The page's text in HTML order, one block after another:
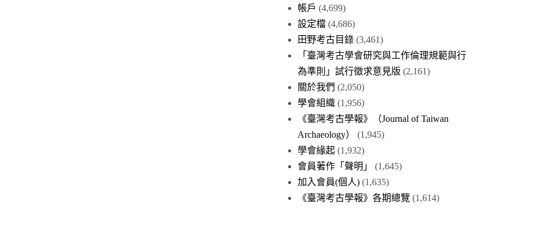
帳戶 (4,699)
設定檔 (4,686)
田野考古目錄 (3,461)
「臺灣考古學會研究與工作倫理規範與行
為準則」試行徵求意見版 (2,161)
關於我們 (2,050)
學會組織 (1,956)
《臺灣考古學報》（Journal of Taiwan
Archaeology）
(1,945)
學會緣起 (1,932)
會員著作「聲明」
(1,645)
加入會員(個人) (1,635)
《臺灣考古學報》各期總覽 (1,614)